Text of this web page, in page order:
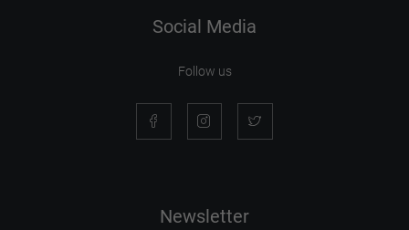
Social Media
Follow us
Newsletter